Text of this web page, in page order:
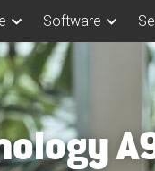
Software